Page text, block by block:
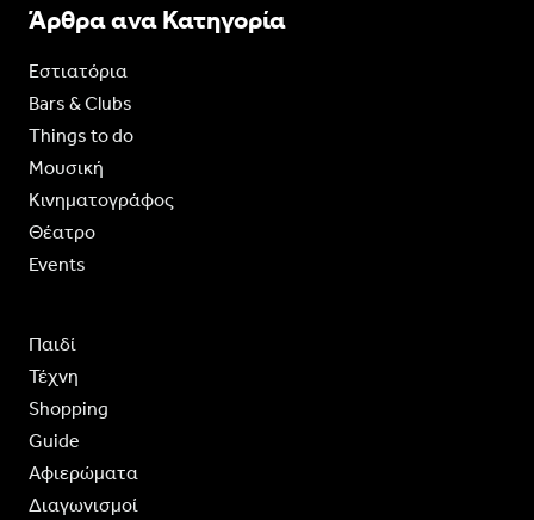
Άρθρα ανα Κατηγορία
Εστιατόρια
Bars & Clubs
Things to do
Moυσική
Κινηματογράφος
Θέατρο
Events
Παιδί
Τέχνη
Shopping
Guide
Aφιερώματα
Διαγωνισμοί